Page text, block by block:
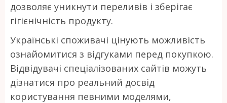
дозволяє уникнути переливів і зберігає
гігієнічність продукту.
Українські споживачі цінують можливість
ознайомитися з відгуками перед покупкою.
Відвідувачі спеціалізованих сайтів можуть
дізнатися про реальний досвід
користування певними моделями,